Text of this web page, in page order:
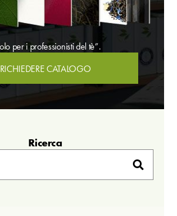
per i professionisti del tè”.
RICHIEDERE CATALOGO
Ricerca